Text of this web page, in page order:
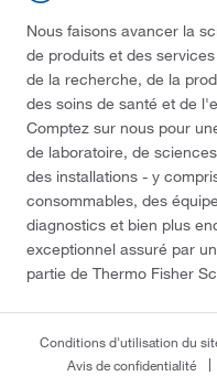
Nous faisons avancer la
de produits et des
de la recherche, de la
des soins de santé et de
Comptez sur nous pour
de laboratoire, de
des installations - y
consommables, des
diagnostics et bien plus
exceptionnel assuré par
partie de Thermo Fisher
Conditions d'utilisation du
Avis de confidentialité